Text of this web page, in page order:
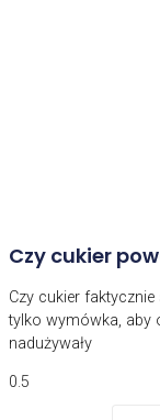
Czy cukier
Czy cukier
tylko wymówka, aby
nadużywały